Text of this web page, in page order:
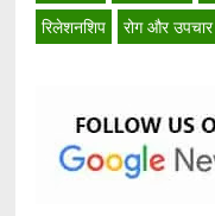
रिलेशनशिप
रोग और उपचार